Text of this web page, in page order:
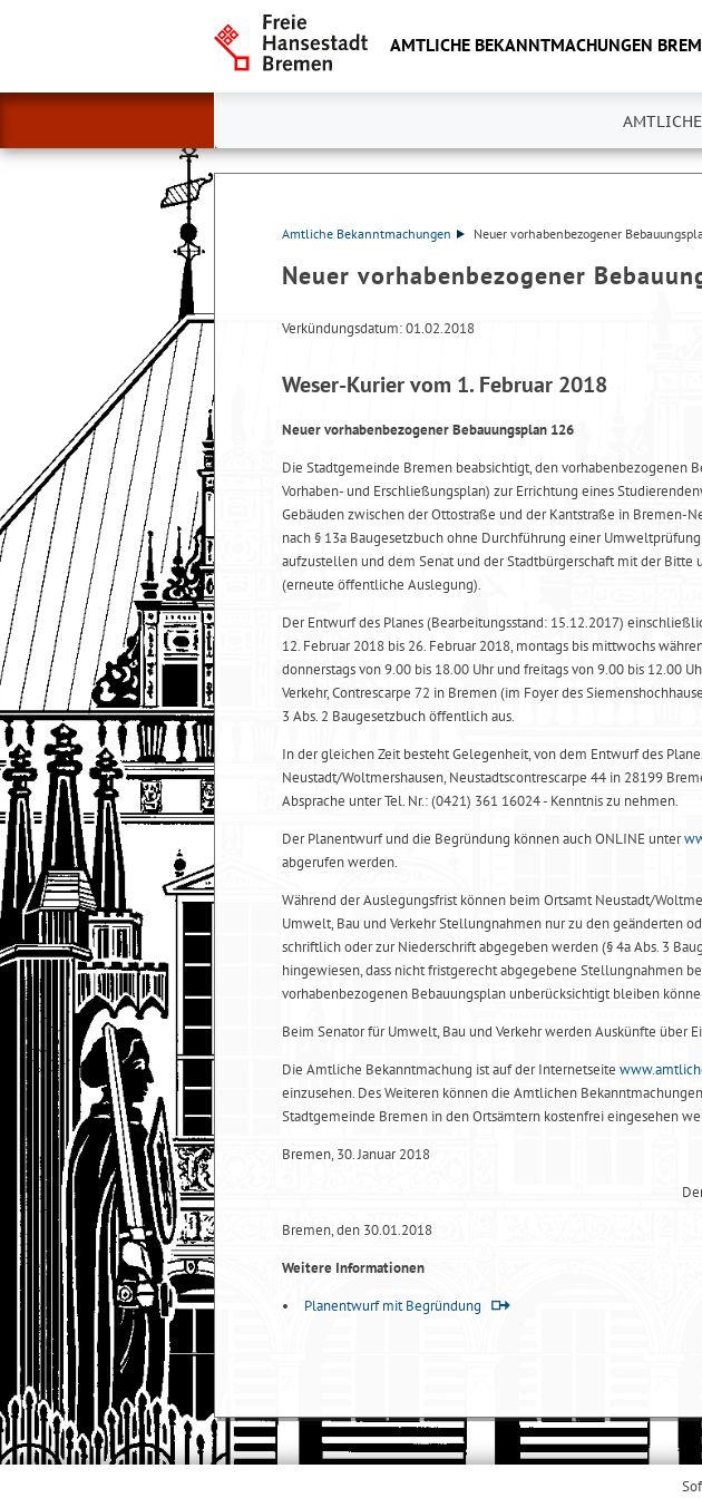
AMTLICHE BEKANNTMACHUNGEN
Amtliche Bekanntmachungen Neuer vorhabenbezogener
Neuer vorhabenbezogener
Verkündungsdatum: 01.02.2018
Weser-Kurier vom 1. Februar 2018
Neuer vorhabenbezogener Bebauungsplan 126
Die Stadtgemeinde Bremen beabsichtigt, den vorhabenbezogenen
Vorhaben- und Erschließungsplan) zur Errichtung eines
Gebäuden zwischen der Ottostraße und der Kantstraße in Bremen-
nach § 13a Baugesetzbuch ohne Durchführung einer
aufzustellen und dem Senat und der Stadtbürgerschaft mit der Bitte
(erneute öffentliche Auslegung).
Der Entwurf des Planes (Bearbeitungsstand: 15.12.2017)
12. Februar 2018 bis 26. Februar 2018, montags bis mittwochs
donnerstags von 9.00 bis 18.00 Uhr und freitags von 9.00 bis 12.00
Verkehr, Contrescarpe 72 in Bremen (im Foyer des
3 Abs. 2 Baugesetzbuch öffentlich aus.
In der gleichen Zeit besteht Gelegenheit, von dem Entwurf des
Neustadt/Woltmershausen, Neustadtscontrescarpe 44 in 28199
Absprache unter Tel. Nr.: (0421) 361 16024 - Kenntnis zu nehmen.
Der Planentwurf und die Begründung können auch ONLINE unter
abgerufen werden.
Während der Auslegungsfrist können beim Ortsamt Neustadt/
Umwelt, Bau und Verkehr Stellungnahmen nur zu den geänderten
schriftlich oder zur Niederschrift abgegeben werden (§ 4a Abs. 3
hingewiesen, dass nicht fristgerecht abgegebene Stellungnahmen
vorhabenbezogenen Bebauungsplan unberücksichtigt bleiben
Beim Senator für Umwelt, Bau und Verkehr werden Auskünfte über
Die Amtliche Bekanntmachung ist auf der Internetseite
einzusehen. Des Weiteren können die Amtlichen
Stadtgemeinde Bremen in den Ortsämtern kostenfrei eingesehen
Bremen, 30. Januar 2018
Bremen, den 30.01.2018
Weitere Informationen
Planentwurf mit Begründung